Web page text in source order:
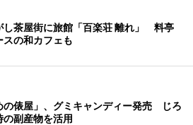
し茶屋街に旅館「百楽荘 離れ」 料亭
スの和カフェも
の俵屋」、グミキャンディー発売 じろ
の副産物を活用